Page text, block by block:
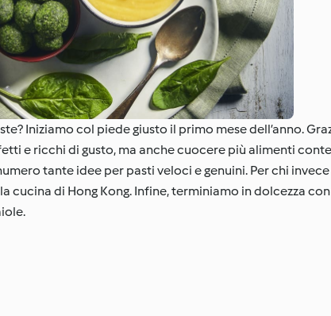
Iniziamo col piede giusto il primo mese dell’anno.
e ricchi di gusto, ma anche cuocere più alimenti
tante idee per pasti veloci e genuini. Per chi
cucina di Hong Kong. Infine, terminiamo in dolcezza